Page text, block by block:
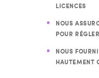
LICENCES
NOUS
POUR
NOUS
HAUTEMENT